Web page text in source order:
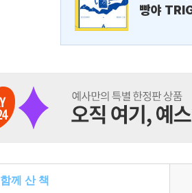
빵야
함께 산 책